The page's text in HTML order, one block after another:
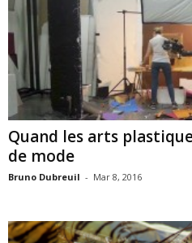
Quand les arts
de mode
Bruno Dubreuil - Mar 8, 2016